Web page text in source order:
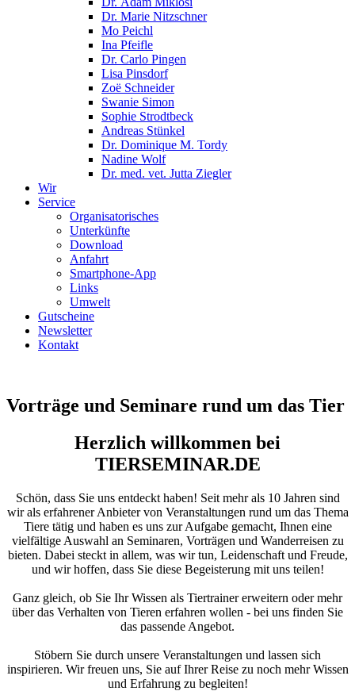
Dr. Marie Nitzschner
Mo Peichl
Ina Pfeifle
Dr. Carlo Pingen
Lisa Pinsdorf
Zoë Schneider
Swanie Simon
Sophie Strodtbeck
Andreas Stünkel
Dr. Dominique M. Tordy
Nadine Wolf
Dr. med. vet. Jutta Ziegler
Wir
Service
Organisatorisches
Unterkünfte
Download
Anfahrt
Smartphone-App
Links
Umwelt
Gutscheine
Newsletter
Kontakt
Vorträge und Seminare rund um das Tier
Herzlich willkommen bei
TIERSEMINAR.DE
Schön, dass Sie uns entdeckt haben! Seit mehr als 10 Jahren sind
wir als erfahrener Anbieter von Veranstaltungen rund um das Thema
Tiere tätig und haben es uns zur Aufgabe gemacht, Ihnen eine
vielfältige Auswahl an Seminaren, Vorträgen und Wanderreisen zu
bieten. Dabei steckt in allem, was wir tun, Leidenschaft und Freude,
und wir hoffen, dass Sie diese Begeisterung mit uns teilen!
Ganz gleich, ob Sie Ihr Wissen als Tiertrainer erweitern oder mehr
über das Verhalten von Tieren erfahren wollen - bei uns finden Sie
das passende Angebot.
Stöbern Sie durch unsere Veranstaltungen und lassen sich
inspirieren. Wir freuen uns, Sie auf Ihrer Reise zu noch mehr Wissen
und Erfahrung zu begleiten!